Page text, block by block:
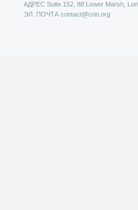
АДРЕС Suite 152, 88 Lower Marsh,
ЭЛ. ПОЧТА contact@crin.org